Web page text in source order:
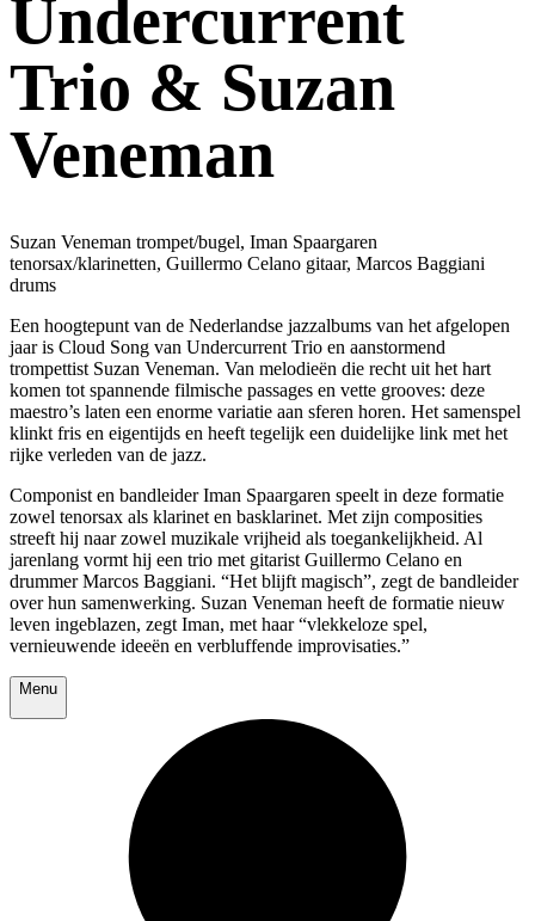
Undercurrent
Trio & Suzan
Veneman
Suzan Veneman trompet/bugel, Iman Spaargaren
tenorsax/klarinetten, Guillermo Celano gitaar, Marcos Baggiani
drums
Een hoogtepunt van de Nederlandse jazzalbums van het afgelopen
jaar is Cloud Song van Undercurrent Trio en aanstormend
trompettist Suzan Veneman. Van melodieën die recht uit het hart
komen tot spannende filmische passages en vette grooves: deze
maestro’s laten een enorme variatie aan sferen horen. Het samenspel
klinkt fris en eigentijds en heeft tegelijk een duidelijke link met het
rijke verleden van de jazz.
Componist en bandleider Iman Spaargaren speelt in deze formatie
zowel tenorsax als klarinet en basklarinet. Met zijn composities
streeft hij naar zowel muzikale vrijheid als toegankelijkheid. Al
jarenlang vormt hij een trio met gitarist Guillermo Celano en
drummer Marcos Baggiani. “Het blijft magisch”, zegt de bandleider
over hun samenwerking. Suzan Veneman heeft de formatie nieuw
leven ingeblazen, zegt Iman, met haar “vlekkeloze spel,
vernieuwende ideeën en verbluffende improvisaties.”
Menu